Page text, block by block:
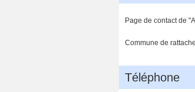
Page de contact de
Commune de
Téléphone